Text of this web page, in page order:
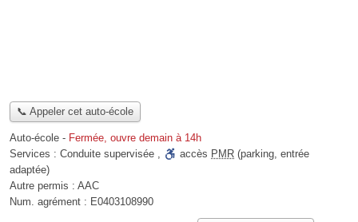
📞 Appeler cet auto-école
Auto-école - Fermée, ouvre demain à 14h
Services : Conduite supervisée , accès PMR (parking, entrée
adaptée)
Autre permis : AAC
Num. agrément : E0403108990